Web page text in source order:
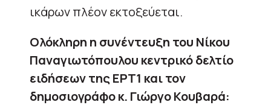
ικάρων πλέον εκτοξεύεται.
Ολόκληρη η συνέντευξη του Νίκου
Παναγιωτόπουλου κεντρικό δελτίο
ειδήσεων της ΕΡΤ1 και τον
δημοσιογράφο κ. Γιώργο Κουβαρά: